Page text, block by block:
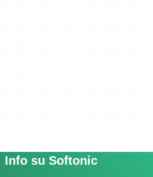
Info su Softonic